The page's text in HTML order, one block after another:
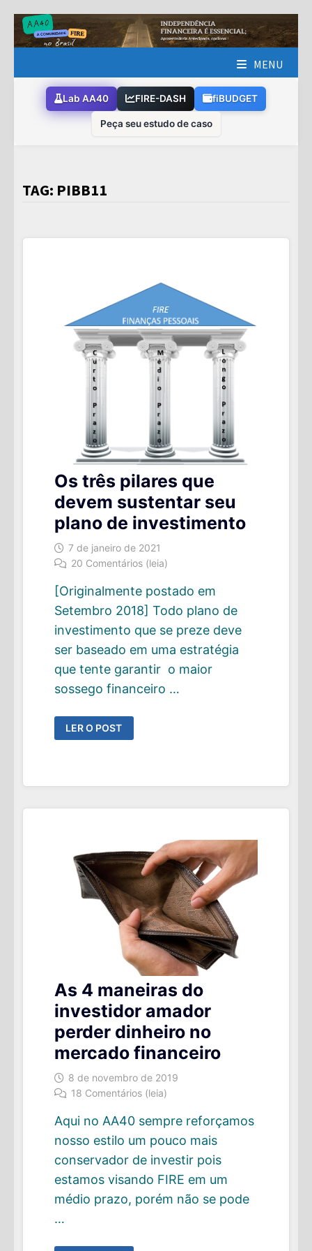
Skip
to
MENU
Lab AA40 FIRE-DASH fiBUDGET
Peça seu estudo de caso
TAG: PIBB11
Os três pilares que
devem sustentar seu
plano de investimento
7 de janeiro de 2021
20 Comentários (leia)
[Originalmente postado em
Setembro 2018] Todo plano de
investimento que se preze deve
ser baseado em uma estratégia
que tente garantir o maior
sossego financeiro …
OS
TRÊS
PILARES
PLANO
INVESTIMENTO
LER O POST
As 4 maneiras do
investidor amador
perder dinheiro no
mercado financeiro
8 de novembro de 2019
18 Comentários (leia)
Aqui no AA40 sempre reforçamos
nosso estilo um pouco mais
conservador de investir pois
estamos visando FIRE em um
médio prazo, porém não se pode
…